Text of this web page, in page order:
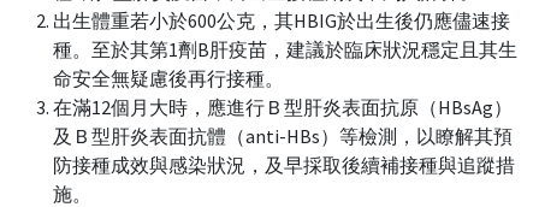
出生體重若小於600公克，其HBIG於出生後仍應儘速接
種。至於其第1劑B肝疫苗，建議於臨床狀況穩定且其生
命安全無疑慮後再行接種。
在滿12個月大時，應進行Ｂ型肝炎表面抗原（HBsAg）
及Ｂ型肝炎表面抗體（anti-HBs）等檢測，以瞭解其預
防接種成效與感染狀況，及早採取後續補接種與追蹤措
施。